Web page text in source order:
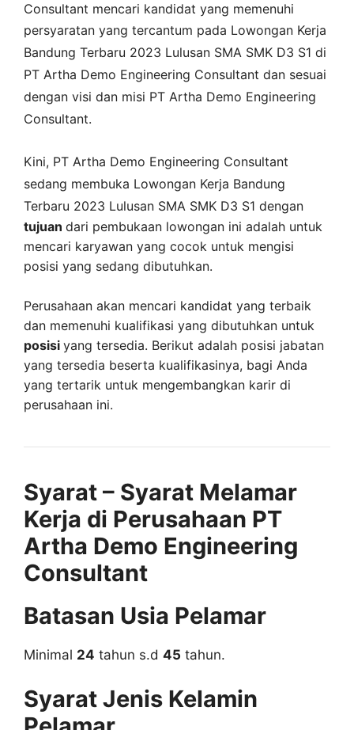
Consultant mencari kandidat yang memenuhi
persyaratan yang tercantum pada Lowongan Kerja
Bandung Terbaru 2023 Lulusan SMA SMK D3 S1 di
PT Artha Demo Engineering Consultant dan sesuai
dengan visi dan misi PT Artha Demo Engineering
Consultant.
Kini, PT Artha Demo Engineering Consultant
sedang membuka Lowongan Kerja Bandung
Terbaru 2023 Lulusan SMA SMK D3 S1 dengan
tujuan dari pembukaan lowongan ini adalah untuk
mencari karyawan yang cocok untuk mengisi
posisi yang sedang dibutuhkan.
Perusahaan akan mencari kandidat yang terbaik
dan memenuhi kualifikasi yang dibutuhkan untuk
posisi yang tersedia. Berikut adalah posisi jabatan
yang tersedia beserta kualifikasinya, bagi Anda
yang tertarik untuk mengembangkan karir di
perusahaan ini.
Syarat – Syarat Melamar
Kerja di Perusahaan PT
Artha Demo Engineering
Consultant
Batasan Usia Pelamar
Minimal 24 tahun s.d 45 tahun.
Syarat Jenis Kelamin